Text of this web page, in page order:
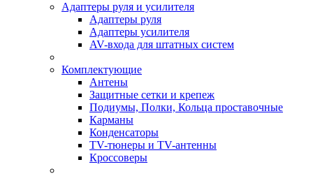
Адаптеры руля и усилителя
Адаптеры руля
Адаптеры усилителя
AV-входа для штатных систем
Комплектующие
Антены
Защитные сетки и крепеж
Подиумы, Полки, Кольца проставочные
Карманы
Конденсаторы
TV-тюнеры и TV-антенны
Кроссоверы